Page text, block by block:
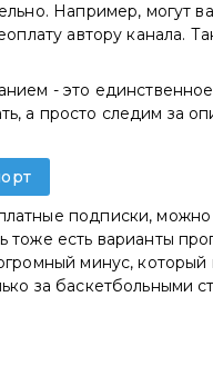
Например, могут
автору канала.
- это
а просто следим за
подписки, можно
тоже есть варианты
минус, который
за баскетбольными